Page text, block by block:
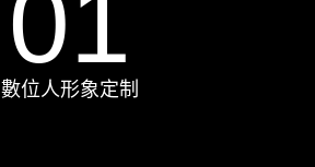
數位人形象定制